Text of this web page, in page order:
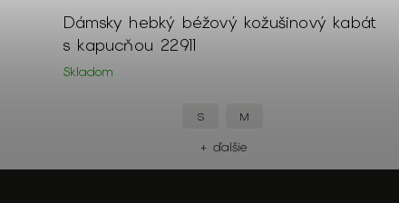
Dámsky hebký béžový kožušinový kabát
s kapucňou 22911
Skladom
S M
+ ďalšie